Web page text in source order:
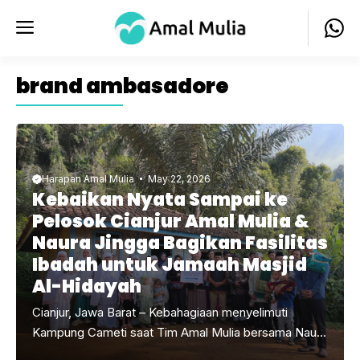
Menu
brand ambasadore
Harapan Amal Mulia May 22, 2026
Kebaikan Nyata Sampai ke
Pelosok Cianjur Amal Mulia &
Naura Jingga Bagikan Fasilitas
Ibadah untuk Jamaah Masjid
Al-Hidayah
Cianjur, Jawa Barat – Kebahagiaan menyelimuti
Kampung Cameti saat Tim Amal Mulia bersama Naura
Jingga membagikan fasilitas ibadah kepada jamaah